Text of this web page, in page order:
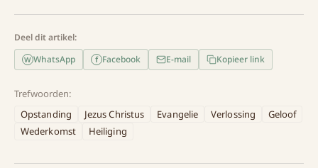
Deel dit artikel:
W WhatsApp f Facebook E-mail Kopieer link
Trefwoorden:
Opstanding
Jezus Christus Evangelie Verlossing
Geloof
Wederkomst
Heiliging